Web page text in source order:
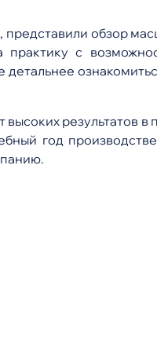
обзор
с
высоких результатов
год